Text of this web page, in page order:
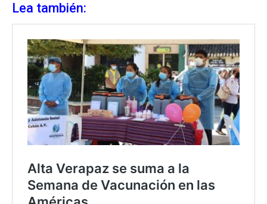
Lea también: